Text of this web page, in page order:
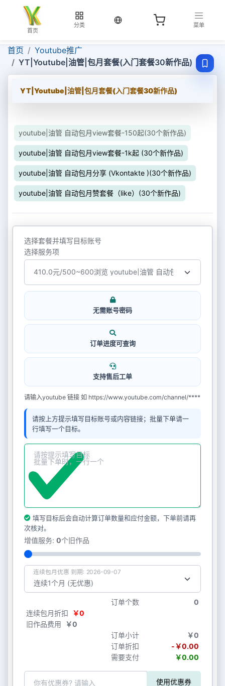
首页
分类
当前语言：中文
菜单
首页
Youtube推广
YT|Youtube|油管|包月套餐(入门套餐30新作品)
YT|Youtube|油管|包月套餐(入门套餐30新作品)
youtube|油管 自动包月view套餐-150起(30个新作品)
youtube|油管 自动包月view套餐-1k起 (30个新作品)
youtube|油管 自动包月分享 (Vkontakte )(30个新作品)
youtube|油管 自动包月赞套餐（like）(30个新作品)
选择套餐并填写目标账号
选择服务项
无需账号密码
订单进度可查询
支持售后工单
请输入youtube 链接 如 https://www.youtube.com/channel/****
请按上方提示填写目标账号或内容链接；批量下单请一
行填写一个目标。
填写目标后会自动计算订单数量和应付金额，下单前请再
次核对。
增值服务: 0个旧作品
连续包月优惠 到期: 2026-09-07
订单个数
0
连续包月折扣
￥0
旧作品费用
￥0
订单小计
￥0
订单折扣
-￥0.00
需要支付
￥0.00
使用优惠券